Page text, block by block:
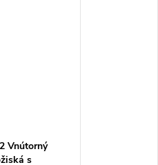
Vnútorný
s